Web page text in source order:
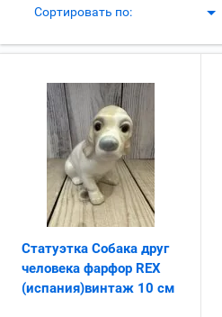
Сортировать по:
Статуэтка Собака друг
человека фарфор REX
(испания)винтаж 10 см